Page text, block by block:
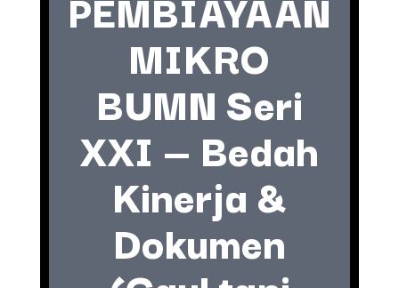
MIKRO
BUMN Seri
XXI — Bedah
Kinerja &
Dokumen